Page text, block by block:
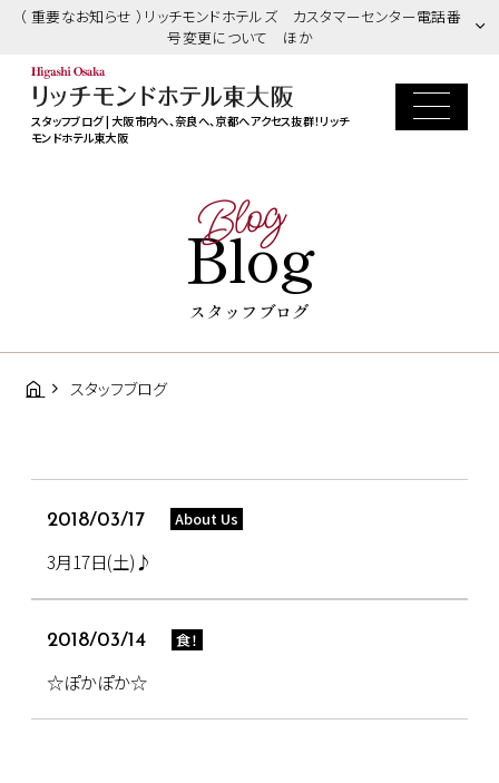
（ 重要なお知らせ ）リッチモンドホテルズ カスタマーセンター電話番
号変更について ほか
スタッフブログ | 大阪市内へ、奈良へ、京都へアクセス抜群！リッチ
モンドホテル東大阪
Blog
Blog
スタッフブログ
スタッフブログ
2018/03/17 About Us
3月17日(土)♪
2018/03/14 食！
☆ぽかぽか☆